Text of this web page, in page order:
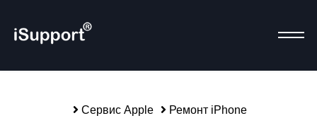
Сервис Apple Ремонт iPhone